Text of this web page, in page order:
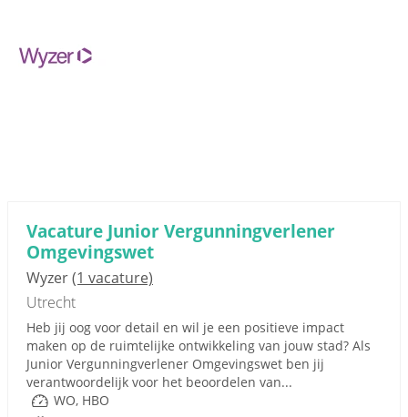
Vacature Junior Vergunningverlener
Omgevingswet
Wyzer(1 vacature)
Utrecht
Heb jij oog voor detail en wil je een positieve impact
maken op de ruimtelijke ontwikkeling van jouw stad? Als
Junior Vergunningverlener Omgevingswet ben jij
verantwoordelijk voor het beoordelen van...
WO, HBO